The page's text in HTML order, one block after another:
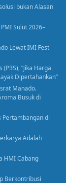
bukan Alasan
Sulut 2026–
Lewat IMI Fest
“Jika Harga
Dipertahankan”
Manado.
Busuk di
Pertambangan di
Adalah
HMI Cabang
Berkontribusi